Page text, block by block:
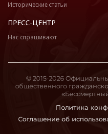
Исторические статьи
ПРЕСС-ЦЕНТР
Нас спрашивают
Политика
Соглашение об
© 2015-2026
общественного